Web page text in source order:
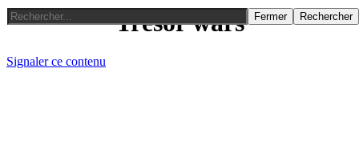
Fermer Rechercher
Trésor wars
Signaler ce contenu